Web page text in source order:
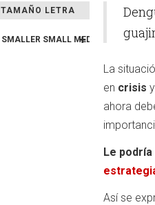
TAMAÑO LETRA
SMALLER SMALL MEDIUM BIGGER
La
en crisis
ahora
Le
Así se